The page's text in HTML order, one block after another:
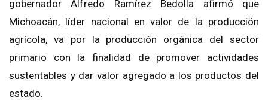
gobernador Alfredo Ramírez Bedolla afirmó que
Michoacán, líder nacional en valor de la producción
agrícola, va por la producción orgánica del sector
primario con la finalidad de promover actividades
sustentables y dar valor agregado a los productos del
estado.